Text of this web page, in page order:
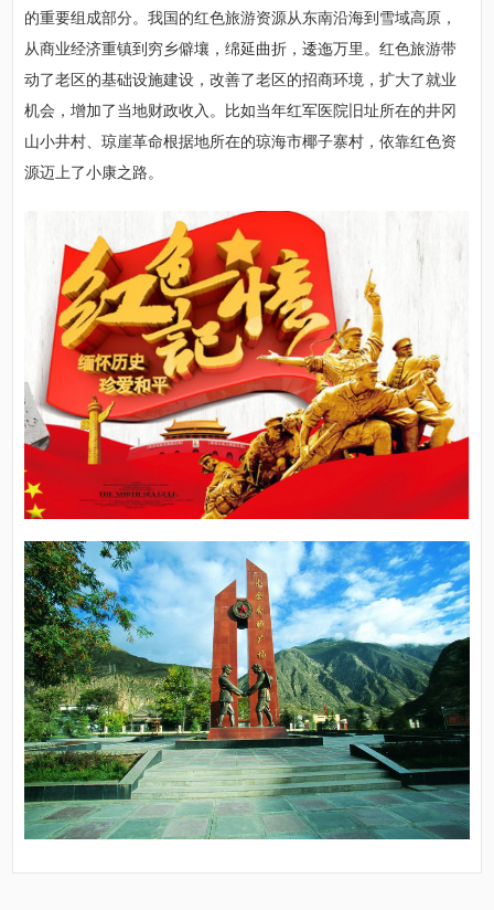
的重要组成部分。我国的红色旅游资源从东南沿海到雪域高原，
从商业经济重镇到穷乡僻壤，绵延曲折，逶迤万里。红色旅游带
动了老区的基础设施建设，改善了老区的招商环境，扩大了就业
机会，增加了当地财政收入。比如当年红军医院旧址所在的井冈
山小井村、琼崖革命根据地所在的琼海市椰子寨村，依靠红色资
源迈上了小康之路。